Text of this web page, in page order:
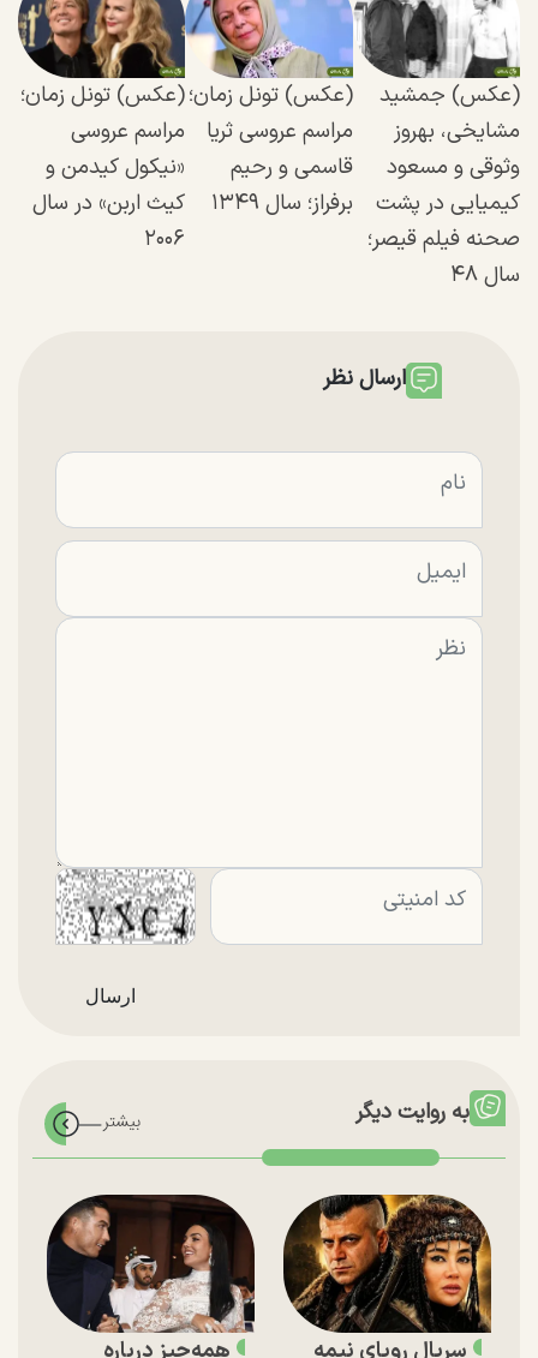
(عکس) جمشید
مشایخی، بهروز
وثوقی و مسعود
کیمیایی در پشت
صحنه فیلم قیصر؛
سال ۴۸
(عکس) تونل زمان؛
مراسم عروسی ثریا
قاسمی و رحیم
برفراز؛ سال ۱۳۴۹
(عکس) تونل زمان؛
مراسم عروسی
«نیکول کیدمن و
کیث اربن» در سال
۲۰۰۶
ارسال نظر
به روایت دیگر